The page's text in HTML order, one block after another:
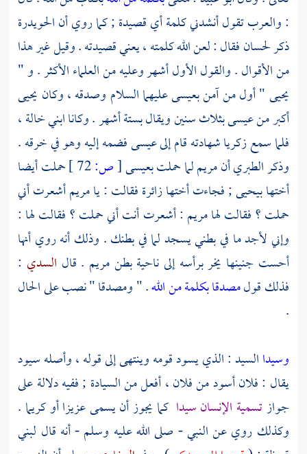
: والعرب تقول أنشدني كلمة أي قصيدة ; كما روي أنالحويدرة
ذكرلحسانفقال : لعن الله كلمته ، يعني قصيدته . وقيل غير هذا
من الأقوال . والقول الأول أشهر وعليه من العلماء الأكثر . و "
يحيى" أول من آمنبعيسىعليهما السلام وصدقه ، وكان يحيى
أكبر منعيسىبثلاث سنين ويقال بستة أشهر . وكانا ابني خالة ،
فلما سمعزكرياشهادته قام إلىعيسىفضمه إليه وهو في خرقه .
وذكرالطبريأنمريملما حملتبعيسى[ص:
حملت أيضا
أختهابيحيى; فجاءت أختها زائرة فقالت : يامريمأشعرت أني
حملت ؟ فقالت لهامريم : أشعرت أنت أني حملت ؟ فقالت لها :
وإني لأجد ما في بطني يسجد لما في بطنك . وذلك أنه روي أنها
أحست جنينها يخر برأسه إلى ناحية بطنمريم . قال السدي :
فذلك قولمصدقا بكلمة من الله. " ومصدقا " نصب على الحال
.
وسيداالسيد : الذي يسود قومه وينتهى إلى قوله ، وأصله سيود
يقال : فلان أسود من فلان ، أفعل من السيادة ; ففيه دلالة على
جوازتسمية الإنسان سيدا كما يجوز أن يسمى عزيزا أو كريما .
وكذلك روي عن النبي - صلى الله عليه وسلم - أنه قال لبني